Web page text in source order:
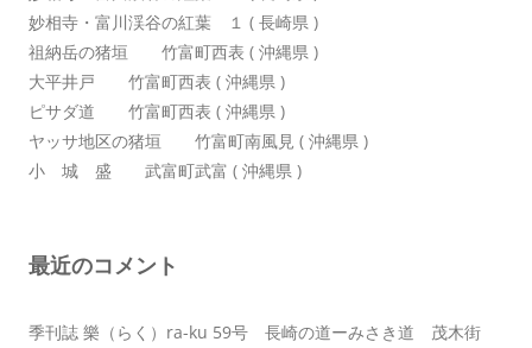
妙相寺・富川渓谷の紅葉 １ ( 長崎県 )
祖納岳の猪垣 竹富町西表 ( 沖縄県 )
大平井戸 竹富町西表 ( 沖縄県 )
ピサダ道 竹富町西表 ( 沖縄県 )
ヤッサ地区の猪垣 竹富町南風見 ( 沖縄県 )
小 城 盛 武富町武富 ( 沖縄県 )
最近のコメント
季刊誌 樂（らく）ra-ku 59号 長崎の道ーみさき道 茂木街